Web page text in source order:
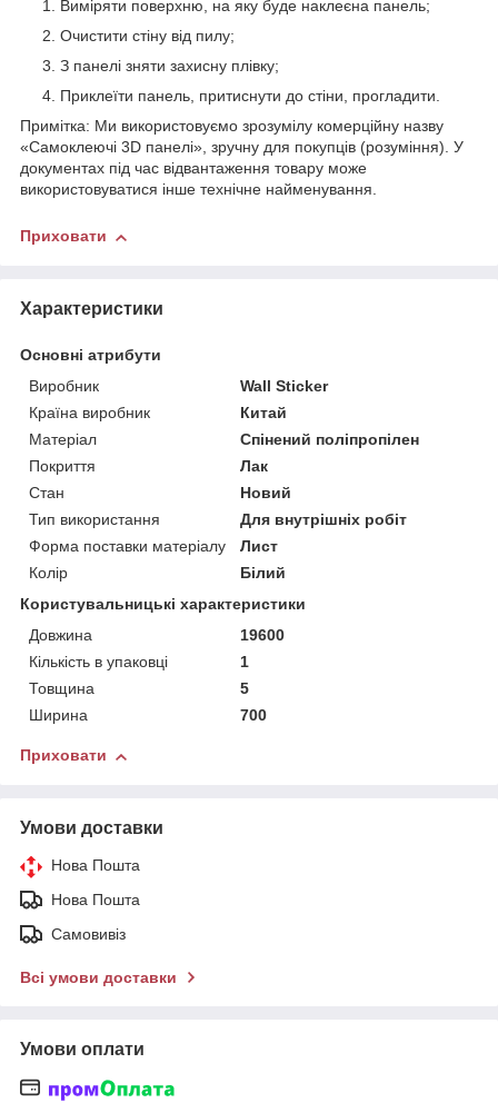
Виміряти поверхню, на яку буде наклеєна панель;
Очистити стіну від пилу;
З панелі зняти захисну плівку;
Приклеїти панель, притиснути до стіни, прогладити.
Примітка: Ми використовуємо зрозумілу комерційну назву
«Самоклеючі 3D панелі», зручну для покупців (розуміння). У
документах під час відвантаження товару може
використовуватися інше технічне найменування.
Приховати
Характеристики
Основні атрибути
Виробник
Wall Sticker
Країна виробник
Китай
Матеріал
Спінений поліпропілен
Покриття
Лак
Стан
Новий
Тип використання
Для внутрішніх робіт
Форма поставки матеріалу
Лист
Колір
Білий
Користувальницькі характеристики
Довжина
19600
Кількість в упаковці
1
Товщина
5
Ширина
700
Приховати
Умови доставки
Нова Пошта
Нова Пошта
Самовивіз
Всі умови доставки
Умови оплати